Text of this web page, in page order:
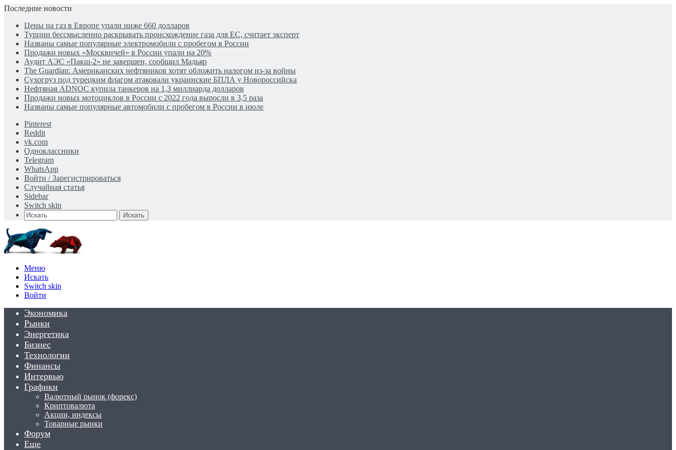
Последние новости
Цены на газ в Европе упали ниже 660 долларов
Турции бессмысленно раскрывать происхождение газа для ЕС, считает эксперт
Названы самые популярные электромобили с пробегом в России
Продажи новых «Москвичей» в России упали на 20%
Аудит АЭС «Пакш-2» не завершен, сообщил Мадьяр
The Guardian: Американских нефтяников хотят обложить налогом из-за войны
Сухогруз под турецким флагом атаковали украинские БПЛА у Новороссийска
Нефтяная ADNOC купила танкеров на 1,3 миллиарда долларов
Продажи новых мотоциклов в России с 2022 года выросли в 3,5 раза
Названы самые популярные автомобили с пробегом в России в июле
Pinterest
Reddit
vk.com
Одноклассники
Telegram
WhatsApp
Войти / Зарегистрироваться
Случайная статья
Sidebar
Switch skin
Искать
Меню
Искать
Switch skin
Войти
Экономика
Рынки
Энергетика
Бизнес
Технологии
Финансы
Интервью
Графики
Валютный рынок (форекс)
Криптовалюта
Акции, индексы
Товарные рынки
Форум
Еще